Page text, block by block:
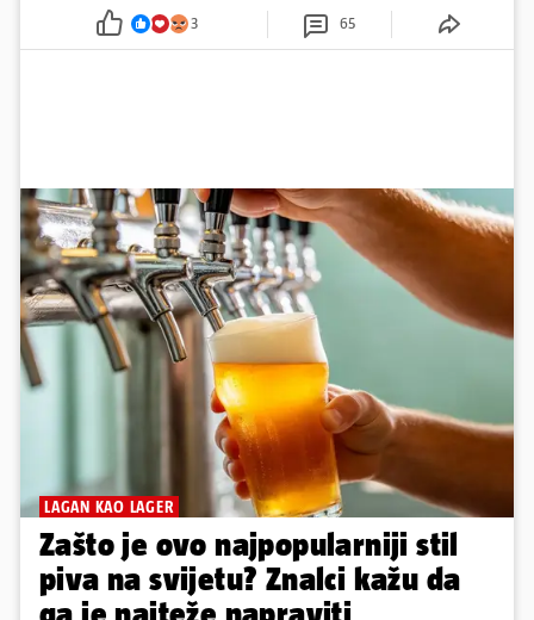
3 65
LAGAN KAO LAGER
Zašto je ovo najpopularniji stil
piva na svijetu? Znalci kažu da